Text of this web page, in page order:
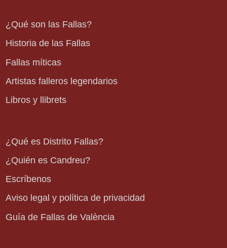
¿Qué son las Fallas?
Historia de las Fallas
Fallas míticas
Artistas falleros legendarios
Libros y llibrets
¿Qué es Distrito Fallas?
¿Quién es Candreu?
Escríbenos
Aviso legal y política de privacidad
Guía de Fallas de València